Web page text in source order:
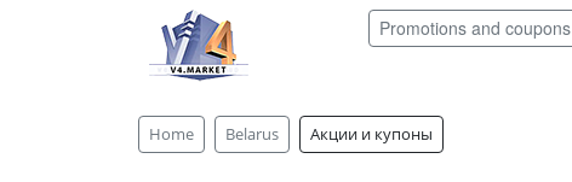
Promotions and coupons
Home Belarus Акции и купоны